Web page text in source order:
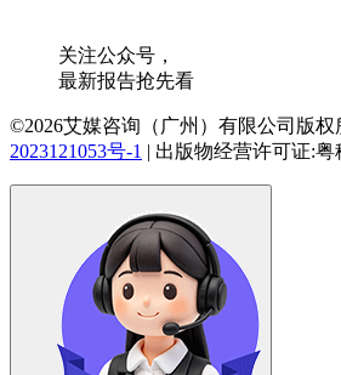
关注公众号，
最新报告抢先看
©2026艾媒咨询（广州）有限公司版权
2023121053号-1 | 出版物经营许可证:粤